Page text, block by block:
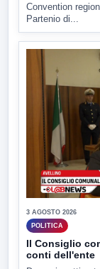
Convention
Partenio di...
3 AGOSTO 2026
POLITICA
Il Consiglio
conti dell'ente